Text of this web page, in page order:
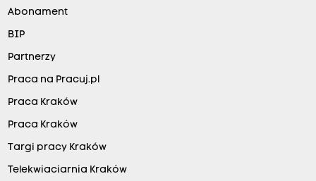
Abonament
BIP
Partnerzy
Praca na Pracuj.pl
Praca Kraków
Praca Kraków
Targi pracy Kraków
Telekwiaciarnia Kraków